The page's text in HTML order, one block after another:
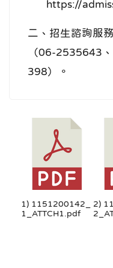
https://
二、招生諮詢服
（06-2535643
398）。
1) 1151200142_
1_ATTCH1.pdf
2)